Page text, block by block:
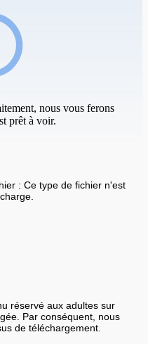
nous vous ferons
prêt à voir.
: Ce type de fichier n'est
réservé aux adultes sur
Par conséquent, nous
de téléchargement.